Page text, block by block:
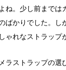
ね。少し前までは
ばかりでした。し
ゃれなストラップ
ラストラップの選